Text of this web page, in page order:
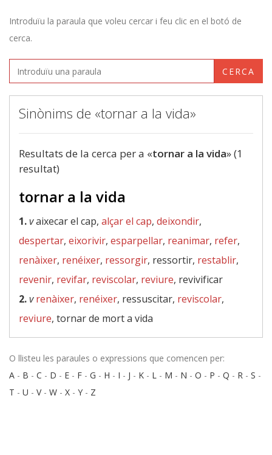
Introduïu la paraula que voleu cercar i feu clic en el botó de
cerca.
CERCA
Sinònims de «tornar a la vida»
Resultats de la cerca per a «tornar a la vida» (1
resultat)
tornar a la vida
1.vaixecar el cap, alçar el cap, deixondir,
despertar, eixorivir, esparpellar, reanimar, refer,
renàixer, renéixer, ressorgir, ressortir, restablir,
revenir, revifar, reviscolar, reviure, revivificar
2.v renàixer, renéixer, ressuscitar, reviscolar,
reviure, tornar de mort a vida
O llisteu les paraules o expressions que comencen per:
A - B - C - D - E - F - G - H - I - J - K - L - M - N - O - P - Q - R - S -
T - U - V- W - X - Y - Z